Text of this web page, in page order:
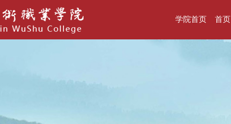
学院首页 首页